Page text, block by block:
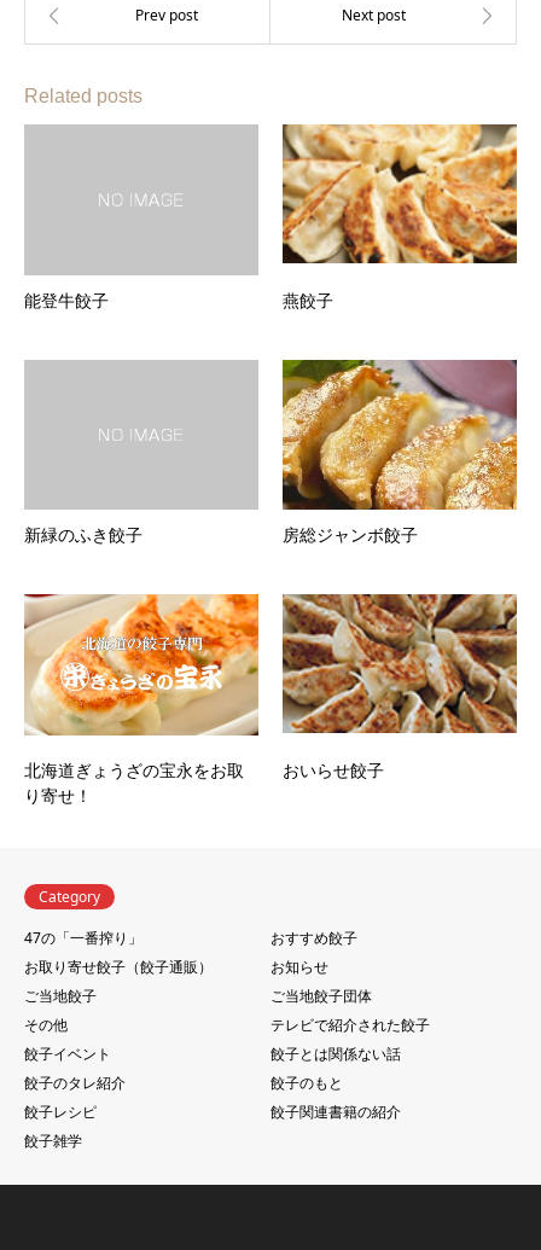
Related posts
能登牛餃子 燕餃子
新緑のふき餃子 房総ジャンボ餃子
北海道ぎょうざの宝永をお取
り寄せ！
おいらせ餃子
Category
47の「一番搾り」
おすすめ餃子
お取り寄せ餃子（餃子通販）
お知らせ
ご当地餃子
ご当地餃子団体
その他
テレビで紹介された餃子
餃子イベント
餃子とは関係ない話
餃子のタレ紹介
餃子のもと
餃子レシピ
餃子関連書籍の紹介
餃子雑学